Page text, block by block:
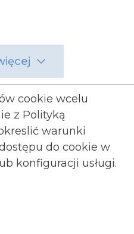
cookie wcelu
z Polityką
warunki
do cookie w
konfiguracji usługi.